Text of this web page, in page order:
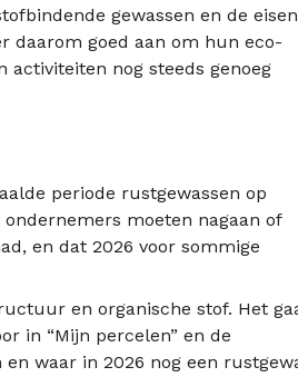
gewassen en de eisen
daarom goed aan om hun eco-
activiteiten nog steeds genoeg
periode rustgewassen op
moeten nagaan of
en dat 2026 voor sommige
en organische stof. Het
in “Mijn percelen” en de
waar in 2026 nog een